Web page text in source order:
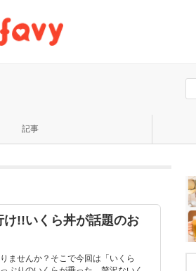
記事
け!!いくら丼が話題のお
ませんか？そこで今回は「いくら